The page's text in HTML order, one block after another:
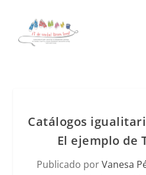
Catálogos
El ejemplo de
Publicado porVanesa